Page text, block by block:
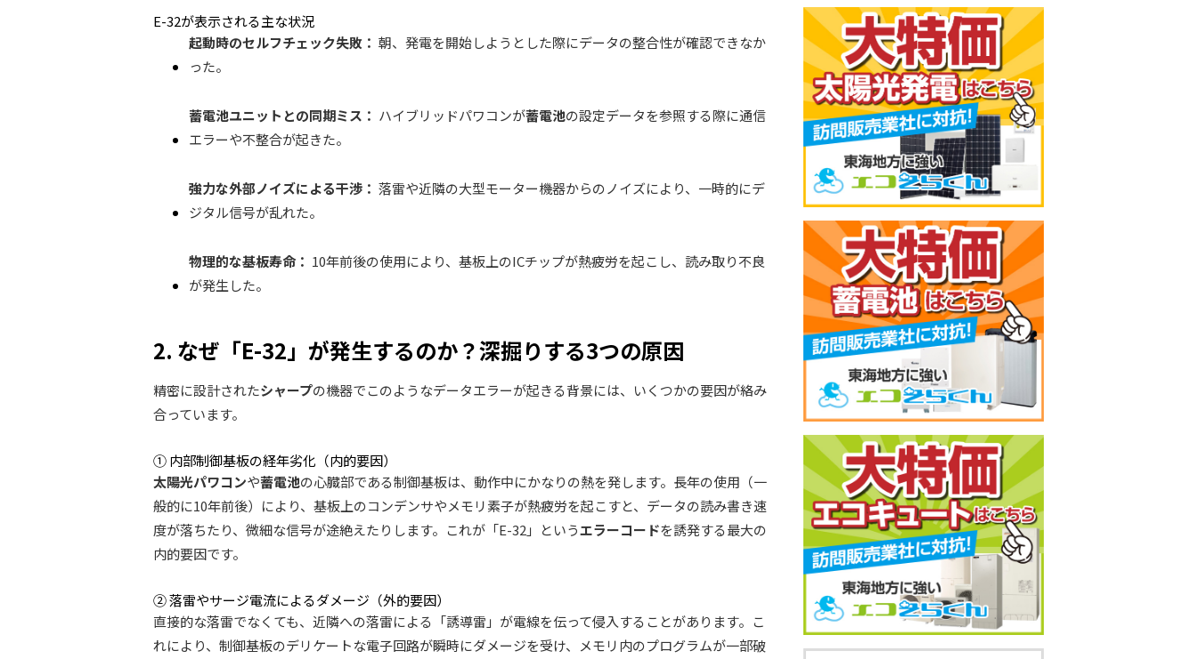
E-32が表示される主な状況
起動時のセルフチェック失敗： 朝、発電を開始しようとした際にデータの整合性が確認できなか
った。
蓄電池ユニットとの同期ミス： ハイブリッドパワコンが蓄電池の設定データを参照する際に通信
エラーや不整合が起きた。
強力な外部ノイズによる干渉： 落雷や近隣の大型モーター機器からのノイズにより、一時的にデ
ジタル信号が乱れた。
物理的な基板寿命： 10年前後の使用により、基板上のICチップが熱疲労を起こし、読み取り不良
が発生した。
2. なぜ「E-32」が発生するのか？深掘りする3つの原因
精密に設計されたシャープの機器でこのようなデータエラーが起きる背景には、いくつかの要因が絡み
合っています。
① 内部制御基板の経年劣化（内的要因）
太陽光パワコンや蓄電池の心臓部である制御基板は、動作中にかなりの熱を発します。長年の使用（一
般的に10年前後）により、基板上のコンデンサやメモリ素子が熱疲労を起こすと、データの読み書き速
度が落ちたり、微細な信号が途絶えたりします。これが「E-32」というエラーコードを誘発する最大の
内的要因です。
② 落雷やサージ電流によるダメージ（外的要因）
直接的な落雷でなくても、近隣への落雷による「誘導雷」が電線を伝って侵入することがあります。こ
れにより、制御基板のデリケートな電子回路が瞬時にダメージを受け、メモリ内のプログラムが一部破